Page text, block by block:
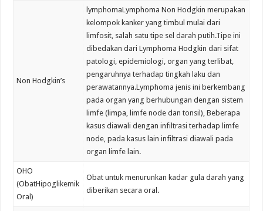
Non Hodgkin’s
lymphomaLymphoma Non Hodgkin merupakan
kelompok kanker yang timbul mulai dari
limfosit, salah satu tipe sel darah putih.Tipe ini
dibedakan dari Lymphoma Hodgkin dari sifat
patologi, epidemiologi, organ yang terlibat,
pengaruhnya terhadap tingkah laku dan
perawatannya.Lymphoma jenis ini berkembang
pada organ yang berhubungan dengan sistem
limfe (limpa, limfe node dan tonsil), Beberapa
kasus diawali dengan infiltrasi terhadap limfe
node, pada kasus lain infiltrasi diawali pada
organ limfe lain.
OHO
(ObatHipoglikemik
Oral)
Obat untuk menurunkan kadar gula darah yang
diberikan secara oral.